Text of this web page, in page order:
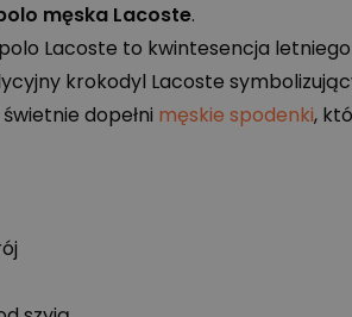
męska Lacoste.
Lacoste to kwintesencja
krokodyl Lacoste
świetnie dopełni męskie spodenki,